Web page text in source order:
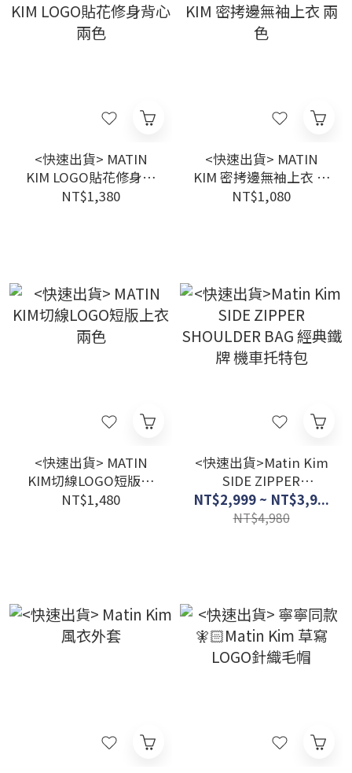
<快速出貨> MATIN
KIM LOGO貼花修身背
心 兩色
NT$1,380
<快速出貨> MATIN
KIM 密拷邊無袖上衣 兩
色
NT$1,080
<快速出貨> MATIN
KIM切線LOGO短版上
衣 兩色
NT$1,480
<快速出貨>Matin Kim
SIDE ZIPPER
SHOULDER BAG 經典
鐵牌 機車托特包
NT$2,999 ~ NT$3,9...
NT$4,980